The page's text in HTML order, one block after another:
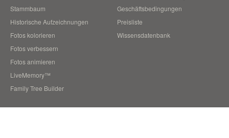
Stammbaum
Historische Aufzeichnungen
Fotos kolorieren
Fotos verbessern
Fotos animieren
LiveMemory™
Family Tree Builder
Geschäftsbedingungen
Preisliste
Wissensdatenbank